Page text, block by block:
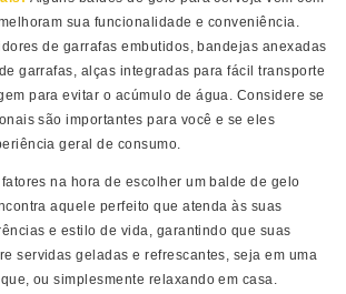
sua funcionalidade e conveniência.
de garrafas embutidos, bandejas anexadas
garrafas, alças integradas para fácil transporte
para evitar o acúmulo de água. Considere se
são importantes para você e se eles
geral de consumo.
na hora de escolher um balde de gelo
aquele perfeito que atenda às suas
e estilo de vida, garantindo que suas
servidas geladas e refrescantes, seja em uma
ou simplesmente relaxando em casa.